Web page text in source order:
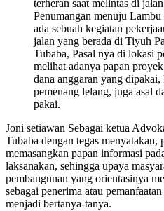
terheran saat melintas di
Penumangan menuju
ada sebuah kegiatan
jalan yang berada di Tiyuh
Tubaba, Pasal nya di lokasi
melihat adanya papan
dana anggaran yang dipakai,
pemenang lelang, juga asal
pakai.
Joni setiawan Sebagai ketua
Tubaba dengan tegas menyatakan,
memasangkan papan informasi
laksanakan, sehingga upaya
pembangunan yang orientasinya
sebagai penerima atau
menjadi bertanya-tanya.